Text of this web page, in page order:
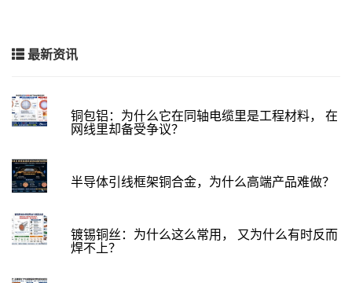
最新资讯
铜包铝：为什么它在同轴电缆里是工程材料， 在
网线里却备受争议？
半导体引线框架铜合金，为什么高端产品难做？
镀锡铜丝：为什么这么常用， 又为什么有时反而
焊不上？